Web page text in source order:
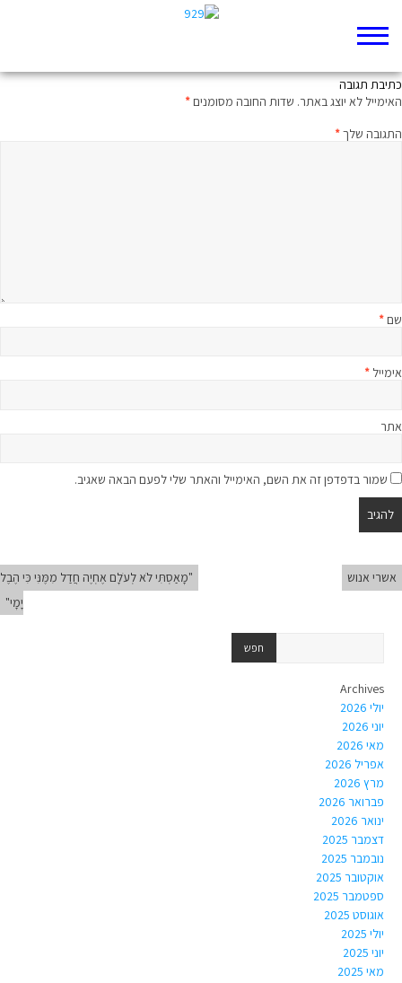
כתיבת תגובה
האימייל לא יוצג באתר. שדות החובה מסומנים*
התגובה שלך*
שם*
אימייל *
אתר
שמור בדפדפן זה את השם, האימייל והאתר שלי לפעם הבאה שאגיב.
אשרי אנוש
"מָאַסְתִּי לֹא לְעֹלָם אֶחְיֶה חֲדַל מִמֶּנִּי כִּי הֶבֶל
יָמָי"
Archives
יולי 2026
יוני 2026
מאי 2026
אפריל 2026
מרץ 2026
פברואר 2026
ינואר 2026
דצמבר 2025
נובמבר 2025
אוקטובר 2025
ספטמבר 2025
אוגוסט 2025
יולי 2025
יוני 2025
מאי 2025